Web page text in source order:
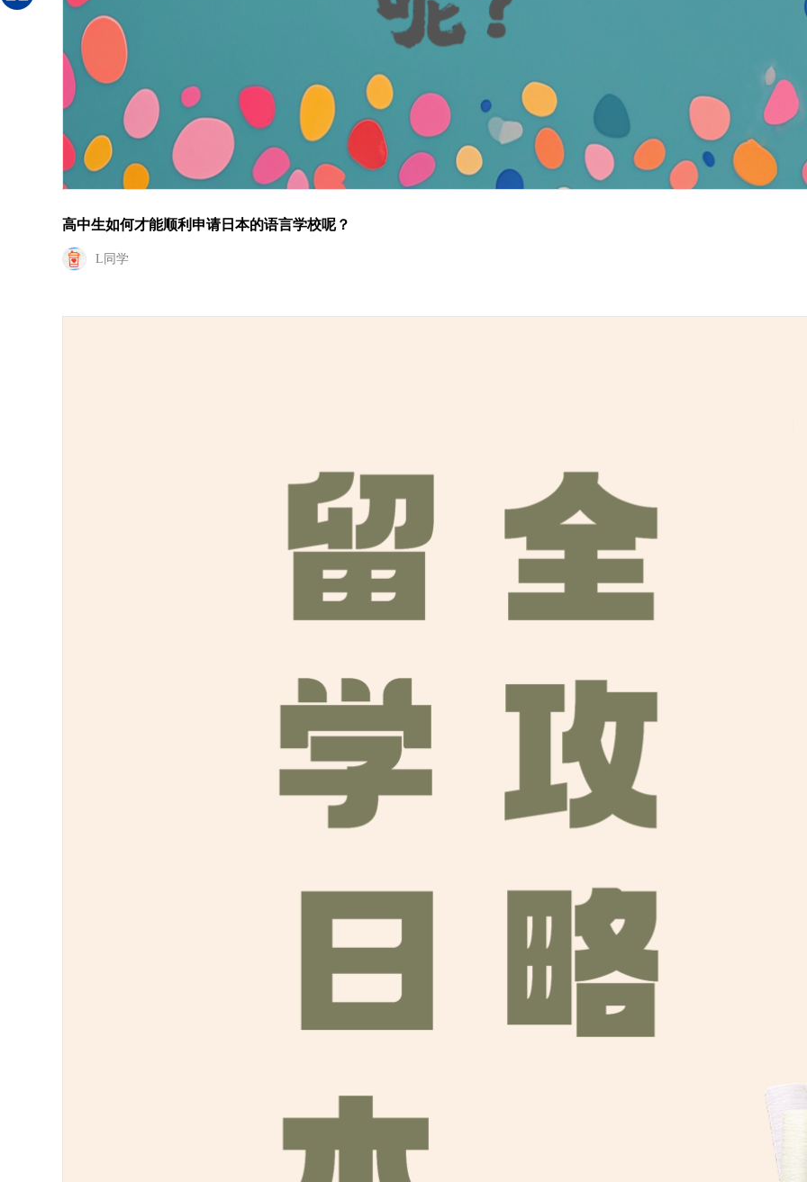
高中生如何才能顺利申请日本的语言学校呢？
L同学